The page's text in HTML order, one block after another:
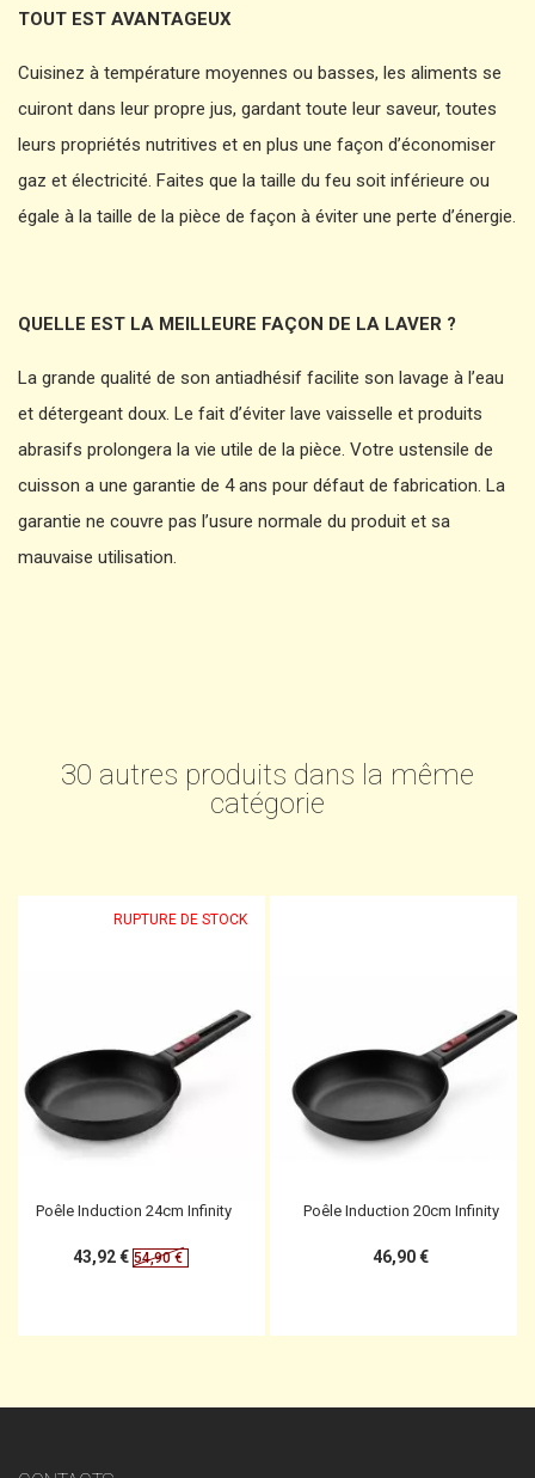
TOUT EST AVANTAGEUX
Cuisinez à température moyennes ou basses, les aliments se
cuiront dans leur propre jus, gardant toute leur saveur, toutes
leurs propriétés nutritives et en plus une façon d’économiser
gaz et électricité. Faites que la taille du feu soit inférieure ou
égale à la taille de la pièce de façon à éviter une perte d’énergie.
QUELLE EST LA MEILLEURE FAÇON DE LA LAVER ?
La grande qualité de son antiadhésif facilite son lavage à l’eau
et détergeant doux. Le fait d’éviter lave vaisselle et produits
abrasifs prolongera la vie utile de la pièce. Votre ustensile de
cuisson a une garantie de 4 ans pour défaut de fabrication. La
garantie ne couvre pas l’usure normale du produit et sa
mauvaise utilisation.
30 autres produits dans la même
catégorie
RUPTURE DE STOCK
Poêle Induction 24cm Infinity
43,92 € 54,90 €
Poêle Induction 20cm Infinity
46,90 €